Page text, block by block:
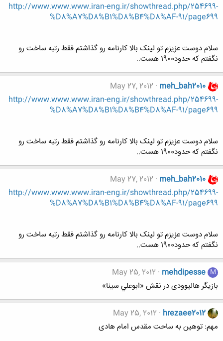
http://www.www.www.iran-eng.ir/showthread.php/254699-
%D8%A7%D8%B1%D8%B4%D8%AF-91/page699
سلام دوست عزیزم تو لینک بالا کارنامه رو گذاشتم فقط رتبه ساخت رو
نگفتم که حدود1900 هست..
meh_bah2010
May 27, 2012
http://www.www.www.iran-eng.ir/showthread.php/254699-
%D8%A7%D8%B1%D8%B4%D8%AF-91/page699
سلام دوست عزیزم تو لینک بالا کارنامه رو گذاشتم فقط رتبه ساخت رو
نگفتم که حدود1900 هست..
meh_bah2010
May 27, 2012
http://www.www.www.iran-eng.ir/showthread.php/254699-
%D8%A7%D8%B1%D8%B4%D8%AF-91/page699
سلام دوست عزیزم تو لینک بالا کارنامه رو گذاشتم فقط رتبه ساخت رو
نگفتم که حدود1900 هست..
M
mehdipesse
May 25, 2012
بازیگر هالیوودی در نقش «ابوعلي سينا»
hrezaee2012
May 25, 2012
مهم: توهین به ساحت مقدس امام هادی